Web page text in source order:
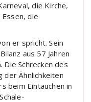
die Kirche,
die
er spricht. Sein
aus 57 Jahren
Die Schrecken des
der Ähnlichkeiten
beim Eintauchen in